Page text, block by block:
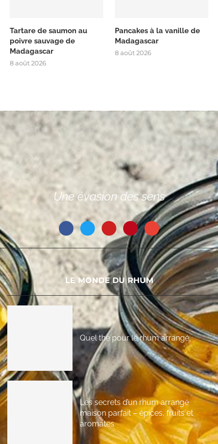
Tartare de saumon au
poivre sauvage de
Madagascar
8 août 2026
Pancakes à la vanille de
Madagascar
8 août 2026
Une évasion des sens
LE MONDE DU RHUM
Quel thé pour le rhum arrangé
Les secrets d’un rhum arrangé
maison parfait – épices, fruits et
aromates